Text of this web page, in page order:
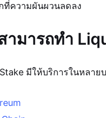
ที่ความผันผวนลดลง
มารถทำ
มีให้บริการในหลาย